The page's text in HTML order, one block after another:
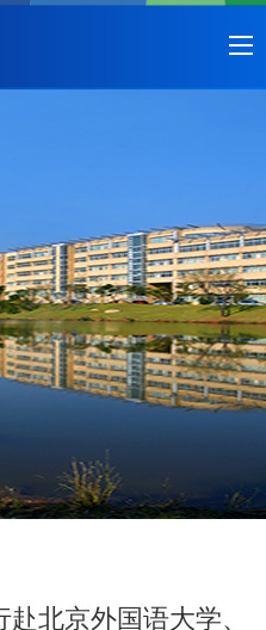
北京外国语大学、